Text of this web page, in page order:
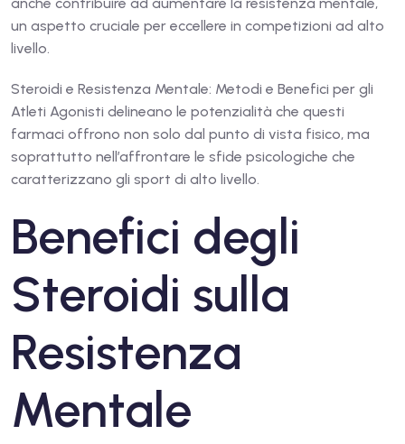
un aspetto cruciale per eccellere in competizioni ad alto
livello.
Steroidi e Resistenza Mentale: Metodi e Benefici per gli
Atleti Agonisti delineano le potenzialità che questi
farmaci offrono non solo dal punto di vista fisico, ma
soprattutto nell’affrontare le sfide psicologiche che
caratterizzano gli sport di alto livello.
Benefici degli
Steroidi sulla
Resistenza
Mentale